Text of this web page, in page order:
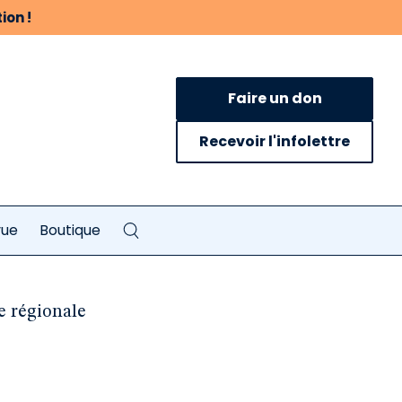
!
Faire un don
Recevoir l'infolettre
Boutique
régionale